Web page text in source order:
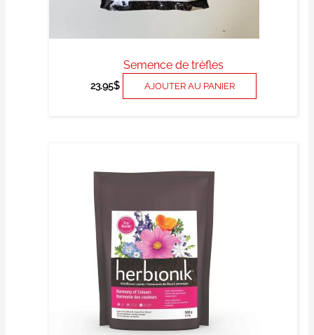
Semence de trèfles
23.95$ AJOUTER AU PANIER